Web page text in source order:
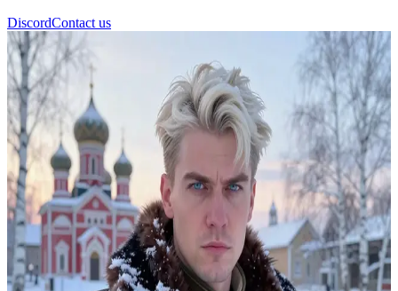
DiscordContact us